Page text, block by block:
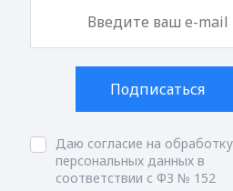
Подписаться
Даю согласие на обработку
персональных данных в
соответствии с ФЗ № 152